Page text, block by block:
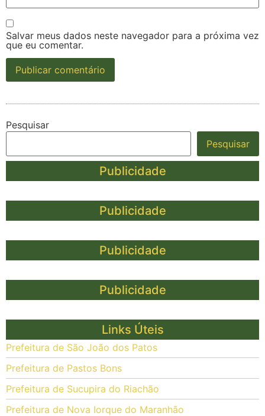
Salvar meus dados neste navegador para a próxima vez
que eu comentar.
Pesquisar
Pesquisar
Publicidade
Publicidade
Publicidade
Publicidade
Links Úteis
Prefeitura de São João dos Patos
Prefeitura de Pastos Bons
Prefeitura de Sucupira do Riachão
Prefeitura de Nova Iorque do Maranhão